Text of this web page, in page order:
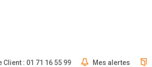
Client : 01 71 16 55 99 Mes alertes